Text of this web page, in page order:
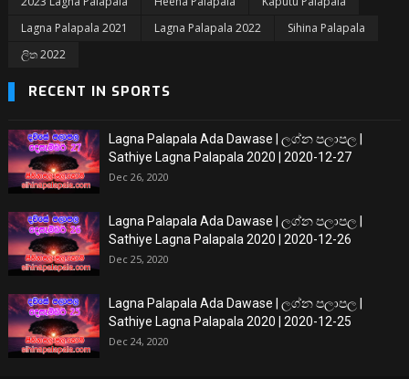
Lagna Palapala 2021
Lagna Palapala 2022
Sihina Palapala
ලිත 2022
RECENT IN SPORTS
Lagna Palapala Ada Dawase | ලග්න පලාපල |
Sathiye Lagna Palapala 2020 | 2020-12-27
Dec 26, 2020
Lagna Palapala Ada Dawase | ලග්න පලාපල |
Sathiye Lagna Palapala 2020 | 2020-12-26
Dec 25, 2020
Lagna Palapala Ada Dawase | ලග්න පලාපල |
Sathiye Lagna Palapala 2020 | 2020-12-25
Dec 24, 2020